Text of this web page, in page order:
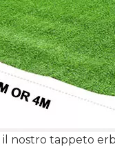
il nostro tappeto